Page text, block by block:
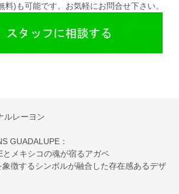
料)も可能です。お気軽にお問合せ下さい。
ルレーヨン
GUADALUPE：
とメキシコの魂が宿るアガベ
徴するシンボルが融合した存在感あるデザ